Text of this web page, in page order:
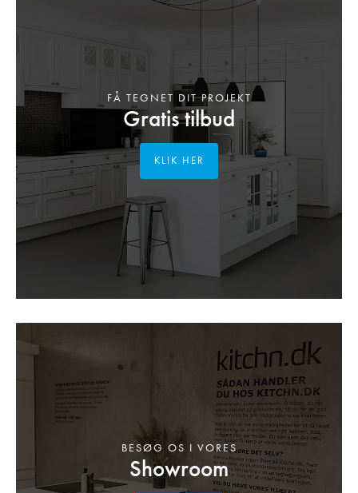
Gratis tilbud
FÅ TEGNET DIT PROJEKT
KLIK HER
Showroom
BESØG OS I VORES